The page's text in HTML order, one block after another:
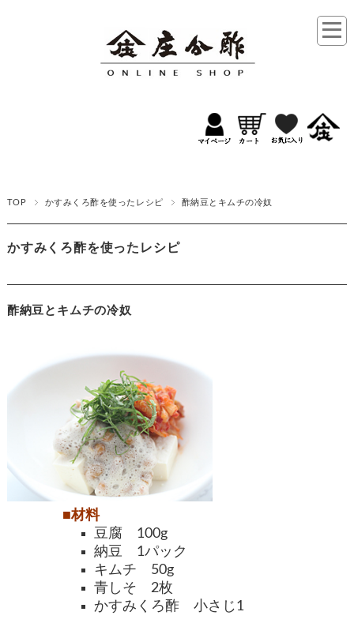
TOP かすみくろ酢を使ったレシピ 酢納豆とキムチの冷奴
かすみくろ酢を使ったレシピ
酢納豆とキムチの冷奴
■材料
豆腐 100g
納豆 1パック
キムチ 50g
青しそ 2枚
かすみくろ酢 小さじ1